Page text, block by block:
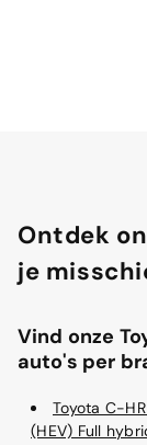
Ontdek
je
Vind onze
auto's per
Toyota C-
(HEV) Full